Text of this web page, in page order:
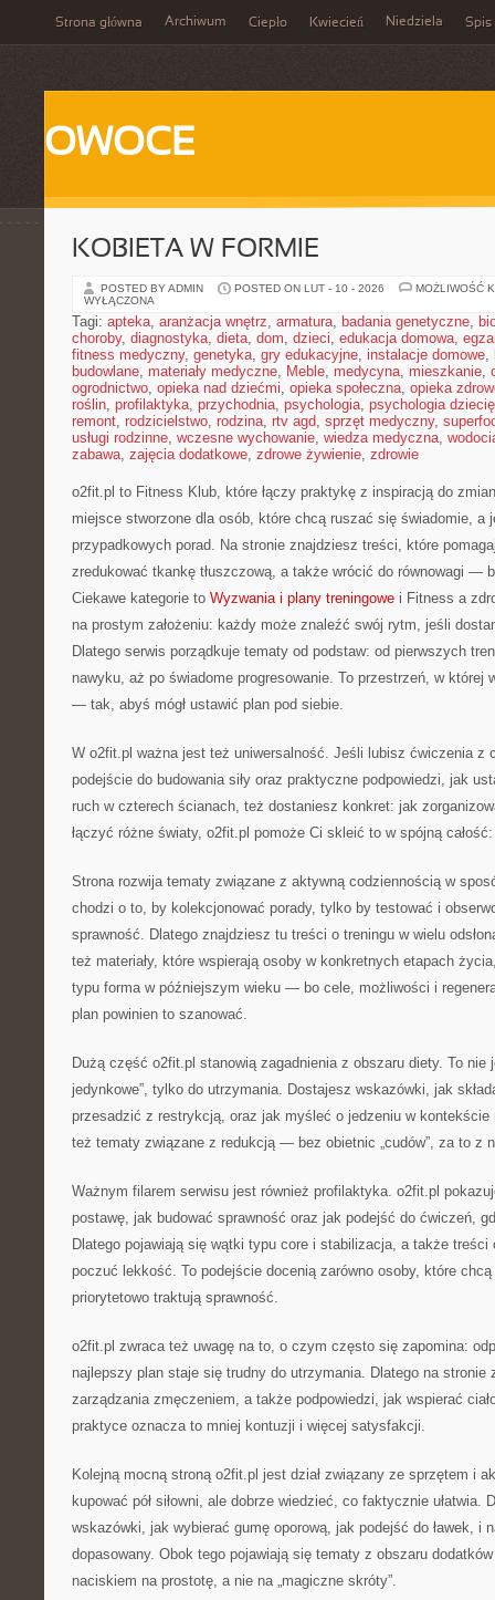
Strona główna Archiwum Ciepło Kwiecień Niedziela Spis
OWOCE
KOBIETA W FORMIE
POSTED BY ADMIN POSTED ON LUT - 10 - 2026
MOŻLIWOŚĆ
WYŁĄCZONA
Tagi: apteka, aranżacja wnętrz, armatura, badania genetyczne,
choroby, diagnostyka, dieta, dom, dzieci, edukacja domowa,
fitness medyczny, genetyka, gry edukacyjne, instalacje domowe,
budowlane, materiały medyczne, Meble, medycyna, mieszkanie,
ogrodnictwo, opieka nad dziećmi, opieka społeczna, opieka
roślin, profilaktyka, przychodnia, psychologia, psychologia
remont, rodzicielstwo, rodzina, rtv agd, sprzęt medyczny,
usługi rodzinne, wczesne wychowanie, wiedza medyczna,
zabawa, zajęcia dodatkowe, zdrowe żywienie, zdrowie
o2fit.pl to Fitness Klub, które łączy praktykę z inspiracją do
miejsce stworzone dla osób, które chcą ruszać się świadomie, a
przypadkowych porad. Na stronie znajdziesz treści, które
zredukować tkankę tłuszczową, a także wrócić do równowagi —
Ciekawe kategorie to Wyzwania i plany treningowe i Fitness a
na prostym założeniu: każdy może znaleźć swój rytm, jeśli
Dlatego serwis porządkuje tematy od podstaw: od pierwszych
nawyku, aż po świadome progresowanie. To przestrzeń, w której
— tak, abyś mógł ustawić plan pod siebie.
W o2fit.pl ważna jest też uniwersalność. Jeśli lubisz ćwiczenia z
podejście do budowania siły oraz praktyczne podpowiedzi, jak
ruch w czterech ścianach, też dostaniesz konkret: jak
łączyć różne światy, o2fit.pl pomoże Ci skleić to w spójną
Strona rozwija tematy związane z aktywną codziennością w
chodzi o to, by kolekcjonować porady, tylko by testować i
sprawność. Dlatego znajdziesz tu treści o treningu w wielu
też materiały, które wspierają osoby w konkretnych etapach
typu forma w późniejszym wieku — bo cele, możliwości i
plan powinien to szanować.
Dużą część o2fit.pl stanowią zagadnienia z obszaru diety. To nie
jedynkowe”, tylko do utrzymania. Dostajesz wskazówki, jak
przesadzić z restrykcją, oraz jak myśleć o jedzeniu w kontekście
też tematy związane z redukcją — bez obietnic „cudów”, za to z
Ważnym filarem serwisu jest również profilaktyka. o2fit.pl
postawę, jak budować sprawność oraz jak podejść do ćwiczeń,
Dlatego pojawiają się wątki typu core i stabilizacja, a także treści
poczuć lekkość. To podejście docenią zarówno osoby, które
priorytetowo traktują sprawność.
o2fit.pl zwraca też uwagę na to, o czym często się zapomina:
najlepszy plan staje się trudny do utrzymania. Dlatego na stronie
zarządzania zmęczeniem, a także podpowiedzi, jak wspierać
praktyce oznacza to mniej kontuzji i więcej satysfakcji.
Kolejną mocną stroną o2fit.pl jest dział związany ze sprzętem i
kupować pół siłowni, ale dobrze wiedzieć, co faktycznie ułatwia.
wskazówki, jak wybierać gumę oporową, jak podejść do ławek, i
dopasowany. Obok tego pojawiają się tematy z obszaru
naciskiem na prostotę, a nie na „magiczne skróty”.